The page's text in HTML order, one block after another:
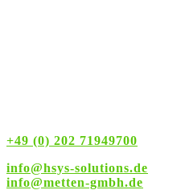
+49 (0) 202 71949700
info@hsys-solutions.de
info@metten-gmbh.de